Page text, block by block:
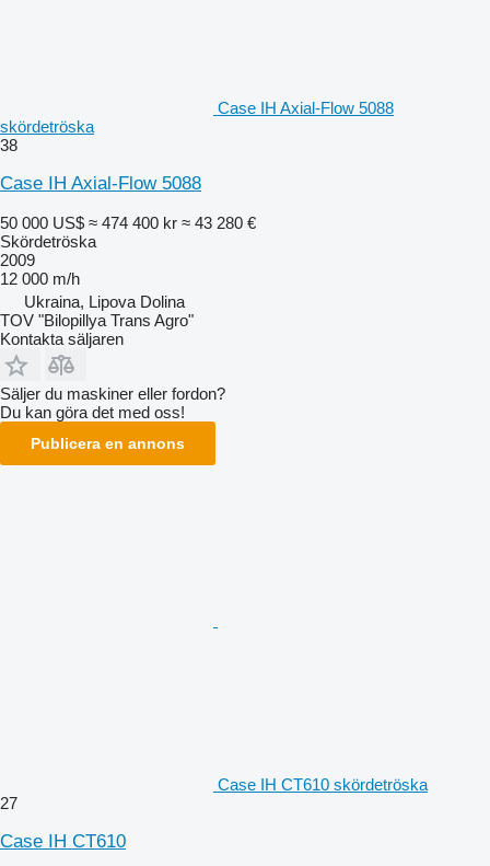
Case IH Axial-Flow 5088
skördetröska
38
Case IH Axial-Flow 5088
50 000 US$ ≈ 474 400 kr ≈ 43 280 €
Skördetröska
2009
12 000 m/h
Ukraina, Lipova Dolina
TOV "Bilopillya Trans Agro"
Kontakta säljaren
Säljer du maskiner eller fordon?
Du kan göra det med oss!
Publicera en annons
Case IH CT610 skördetröska
27
Case IH CT610